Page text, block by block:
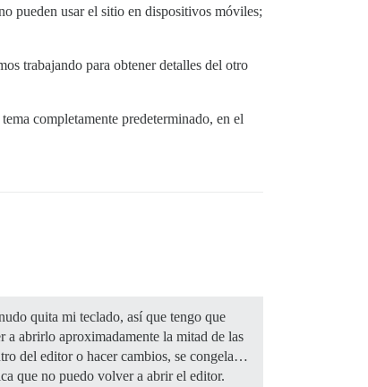
pueden usar el sitio en dispositivos móviles;
trabajando para obtener detalles del otro
completamente predeterminado, en el
quita mi teclado, así que tengo que
abrirlo aproximadamente la mitad de las
del editor o hacer cambios, se congela…
que no puedo volver a abrir el editor.